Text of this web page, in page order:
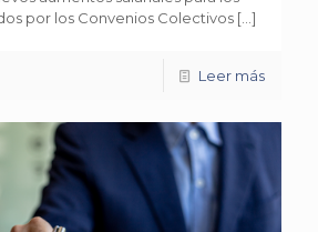
por los Convenios Colectivos […]
Leer más